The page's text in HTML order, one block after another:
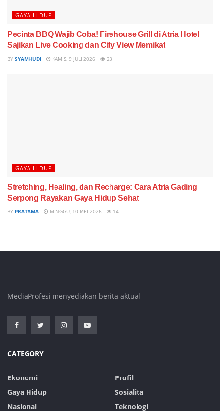
GAYA HIDUP
Pecinta BBQ Wajib Coba! Firehouse Grill di Atria Hotel
Sajikan Live Cooking dan City View Memikat
BY SYAMHUDI KAMIS, 9 JULI 2026 23
GAYA HIDUP
Stretching, Healing, dan Recharge: Cara Atria Gading
Serpong Rayakan Gaya Hidup Sehat
BY PRATAMA MINGGU, 10 MEI 2026 14
MediaProfesi menyediakan berita aktual
CATEGORY
Ekonomi
Gaya Hidup
Nasional
Profil
Sosialita
Teknologi